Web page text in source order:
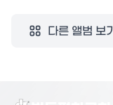
다른 앨범 보기